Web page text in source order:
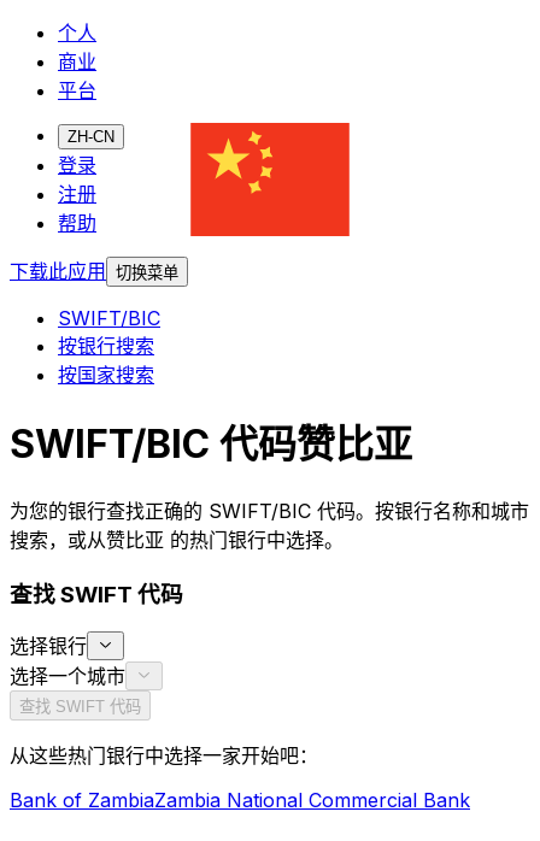
个人
商业
平台
ZH-CN
登录
注册
帮助
下载此应用
切换菜单
SWIFT/BIC
按银行搜索
按国家搜索
SWIFT/BIC 代码赞比亚
为您的银行查找正确的 SWIFT/BIC 代码。按银行名称和城市
搜索，或从赞比亚 的热门银行中选择。
查找 SWIFT 代码
选择银行
选择一个城市
查找 SWIFT 代码
从这些热门银行中选择一家开始吧：
Bank of ZambiaZambia National Commercial Bank